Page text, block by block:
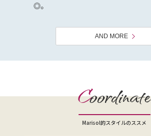
◎。
AND MORE
Coordinate
Marisol的スタイルのススメ